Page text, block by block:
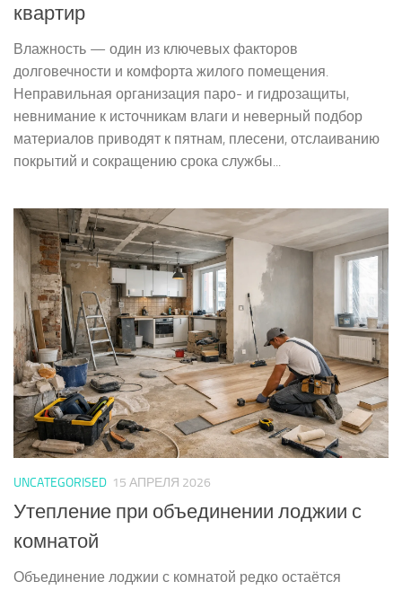
квартир
Влажность — один из ключевых факторов
долговечности и комфорта жилого помещения.
Неправильная организация паро- и гидрозащиты,
невнимание к источникам влаги и неверный подбор
материалов приводят к пятнам, плесени, отслаиванию
покрытий и сокращению срока службы...
UNCATEGORISED 15 АПРЕЛЯ 2026
Утепление при объединении лоджии с
комнатой
Объединение лоджии с комнатой редко остаётся